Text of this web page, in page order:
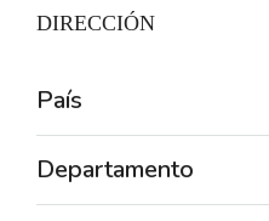
DIRECCIÓN
País
Departamento